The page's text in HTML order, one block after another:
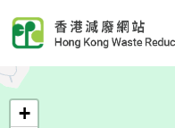
首頁
+